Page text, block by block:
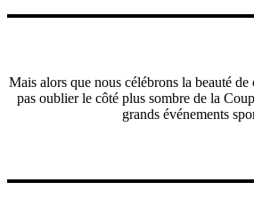
Mais alors que nous célébrons la beauté
pas oublier le côté plus sombre de la
grands événements